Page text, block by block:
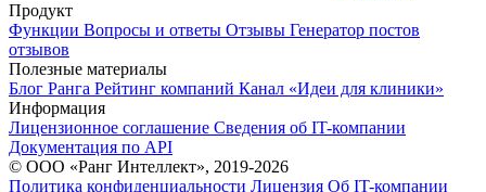
Продукт
Функции Вопросы и ответы Отзывы Генератор постов
отзывов
Полезные материалы
Блог Ранга Рейтинг компаний Канал «Идеи для клиники»
Информация
Лицензионное соглашение Сведения об IT-компании
Документация по API
© ООО «Ранг Интеллект», 2019-2026
Политика конфиденциальности Лицензия Об IT-компании